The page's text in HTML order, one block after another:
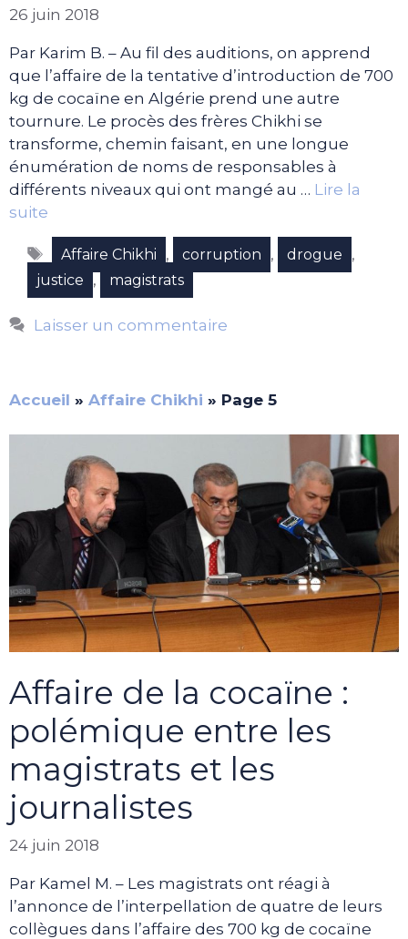
26 juin 2018
Par Karim B. – Au fil des auditions, on apprend
que l’affaire de la tentative d’introduction de 700
kg de cocaïne en Algérie prend une autre
tournure. Le procès des frères Chikhi se
transforme, chemin faisant, en une longue
énumération de noms de responsables à
différents niveaux qui ont mangé au … Lire la
suite
Étiquettes
Affaire Chikhi , corruption , drogue ,
justice , magistrats
Laisser un commentaire
Accueil » Affaire Chikhi » Page 5
Affaire de la cocaïne :
polémique entre les
magistrats et les
journalistes
24 juin 2018
Par Kamel M. – Les magistrats ont réagi à
l’annonce de l’interpellation de quatre de leurs
collègues dans l’affaire des 700 kg de cocaïne